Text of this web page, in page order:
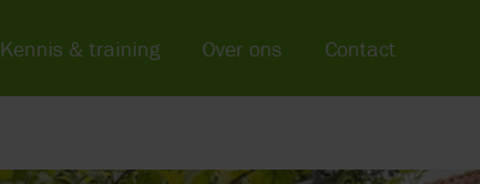
Kennis & training Over ons Contact